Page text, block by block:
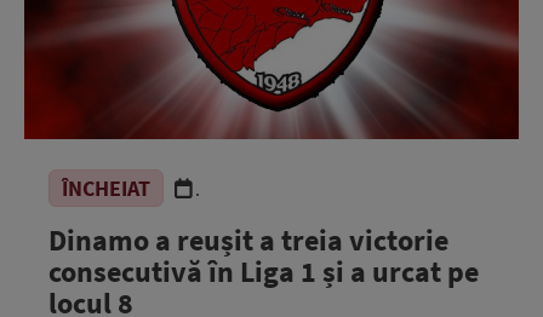
ÎNCHEIAT .
Dinamo a reușit a treia victorie
consecutivă în Liga 1 și a urcat pe
locul 8